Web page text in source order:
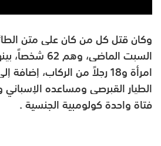
وكان قتل كل من كان على متن
امرأة و18 رجلاً من الركاب،
فتاة واحدة كولومبية الجنسية .